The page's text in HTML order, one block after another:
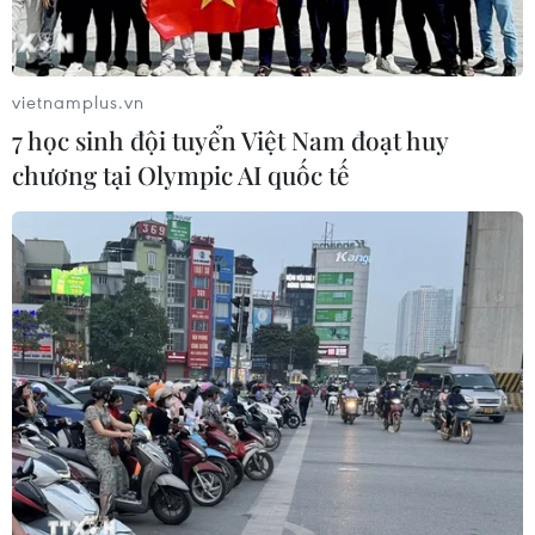
Hải Dương: Xả thải vượt chuẩn, doanh
nghiệp bị phạt 290 triệu đồng
28/01/2022 07:19
Công ty GFT đã xả nước thải có chứa Coliform vượt 2,2
lần thông số cho phép theo quy chuẩn kỹ thuật quốc gia
về nước thải công nghiệp QCVN 40:2011/BTNMT với
thải lượng là 518,06 m3/ngày.
vietnamplus.vn
7 học sinh đội tuyển Việt Nam đoạt huy
chương tại Olympic AI quốc tế